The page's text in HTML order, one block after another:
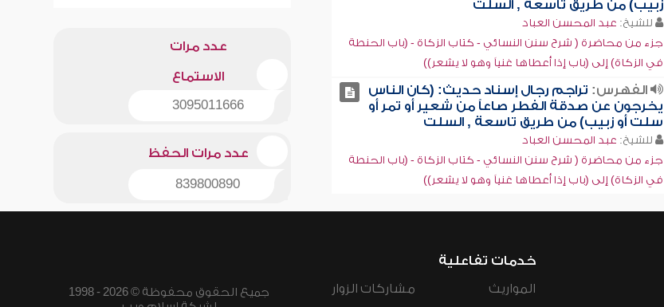
زبيب) من طريق تاسعة , السلت
للشيخ: عبد المحسن العباد
جزء من محاضرة ( شرح سنن النسائي - كتاب الزكاة - (باب الحنطة
في الزكاة) إلى (باب إذا أعطاها غنياً وهو لا يشعر))
الفهرس: تراجم رجال إسناد حديث: (كان الناس
يخرجون عن صدقة الفطر صاعاً من شعير أو تمر أو
سلت أو زبيب) من طريق تاسعة , السلت
للشيخ: عبد المحسن العباد
جزء من محاضرة ( شرح سنن النسائي - كتاب الزكاة - (باب الحنطة
في الزكاة) إلى (باب إذا أعطاها غنياً وهو لا يشعر))
عدد مرات
الاستماع
3095011666
عدد مرات الحفظ
839800890
خدمات تفاعلية
المواريث
مشاركات الزوار
جميع الحقوق محفوظة © 2026 - 1998